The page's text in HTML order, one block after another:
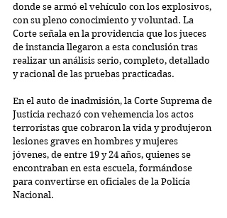
donde se armó el vehículo con los explosivos,
con su pleno conocimiento y voluntad. La
Corte señala en la providencia que los jueces
de instancia llegaron a esta conclusión tras
realizar un análisis serio, completo, detallado
y racional de las pruebas practicadas.
En el auto de inadmisión, la Corte Suprema de
Justicia rechazó con vehemencia los actos
terroristas que cobraron la vida y produjeron
lesiones graves en hombres y mujeres
jóvenes, de entre 19 y 24 años, quienes se
encontraban en esta escuela, formándose
para convertirse en oficiales de la Policía
Nacional.